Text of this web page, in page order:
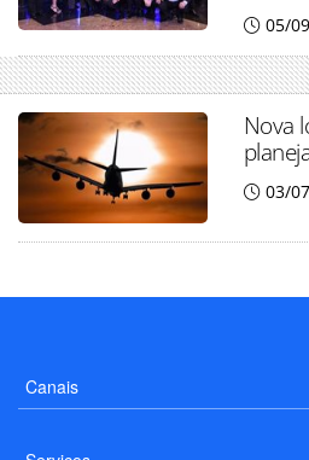
05/
Nova
03/
Canais